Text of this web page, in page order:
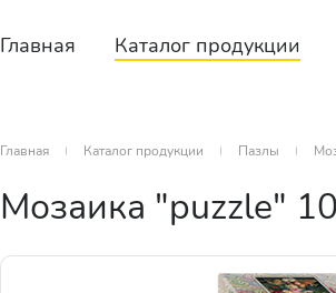
Главная Каталог продукции
Главная Каталог продукции Пазлы
Мозаика "puzzle"